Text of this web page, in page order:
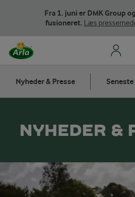
Fra 1. juni er DMK Group
fusioneret. Læs
Nyheder & Presse
NYHEDER &